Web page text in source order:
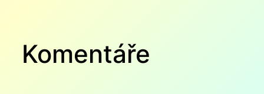
Komentáře